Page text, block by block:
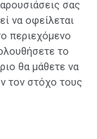
σας
να οφείλεται
περιεχόμενο
το
θα μάθετε να
τον στόχο τους